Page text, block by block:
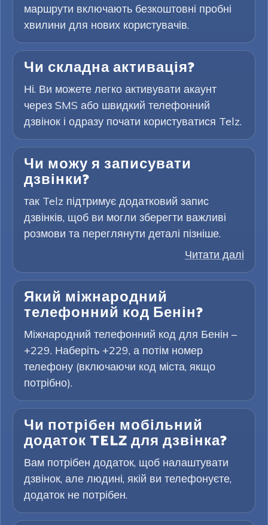
маршрути включають безкоштовні пробні
хвилини для нових користувачів.
Чи складна активація?
Ні. Ви можете легко активувати акаунт
через SMS або швидкий телефонний
дзвінок і одразу почати користуватися Telz.
Чи можу я записувати
дзвінки?
так Telz підтримує додатковий запис
дзвінків, щоб ви могли зберегти важливі
розмови та переглянути деталі пізніше.
Читати далі
Який міжнародний
телефонний код Бенін?
Міжнародний телефонний код для Бенін –
+229. Наберіть +229, а потім номер
телефону (включаючи код міста, якщо
потрібно).
Чи потрібен мобільний
додаток TELZ для дзвінка?
Вам потрібен додаток, щоб налаштувати
дзвінок, але людині, якій ви телефонуєте,
додаток не потрібен.